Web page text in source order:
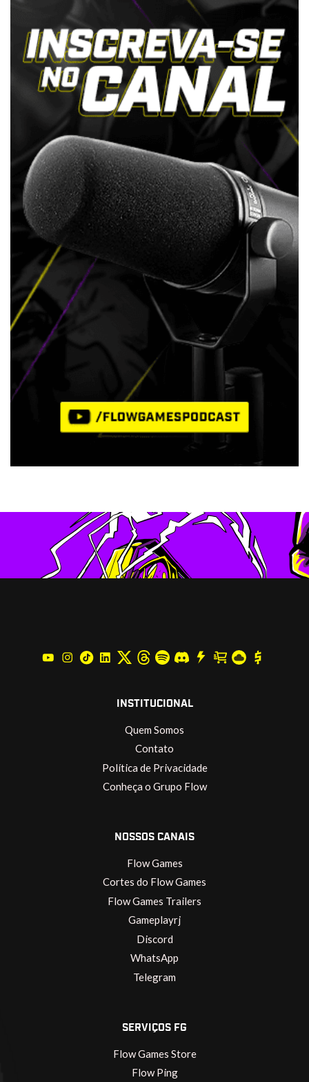
INSTITUCIONAL
Quem Somos
Contato
Política de Privacidade
Conheça o Grupo Flow
NOSSOS CANAIS
Flow Games
Cortes do Flow Games
Flow Games Trailers
Gameplayrj
Discord
WhatsApp
Telegram
SERVIÇOS FG
Flow Games Store
Flow Ping